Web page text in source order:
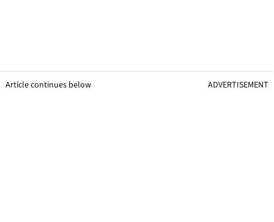
Article continues below ADVERTISEMENT